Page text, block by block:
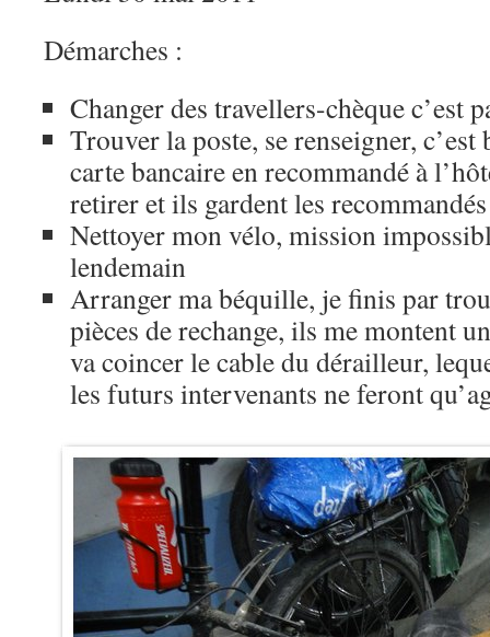
Démarches :
Changer des travellers-chèque c’est
Trouver la poste, se renseigner,
carte bancaire en recommandé à
retirer et ils gardent les
Nettoyer mon vélo, mission
lendemain
Arranger ma béquille, je finis par
pièces de rechange, ils me montent
va coincer le cable du dérailleur,
les futurs intervenants ne feront